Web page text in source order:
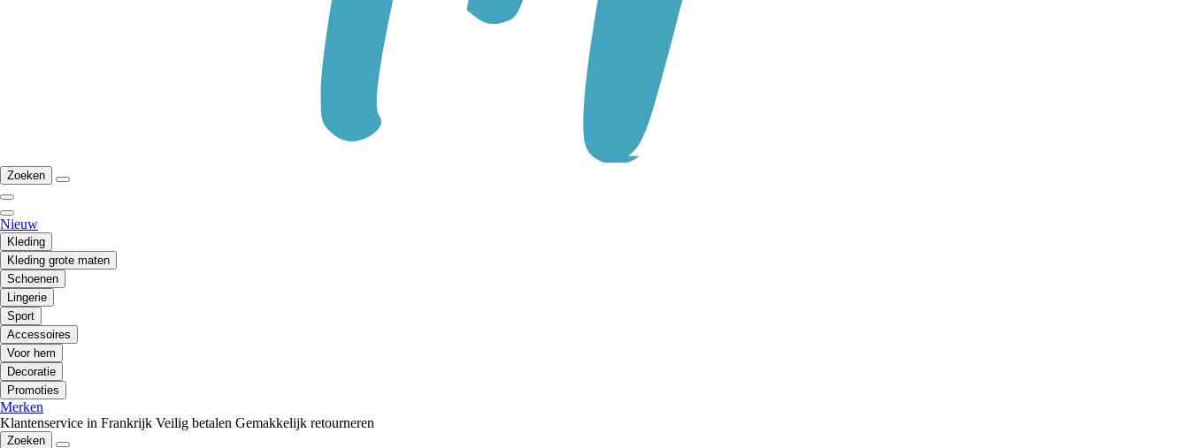
Zoeken
Nieuw
Kleding
Kleding grote maten
Schoenen
Lingerie
Sport
Accessoires
Voor hem
Decoratie
Promoties
Merken
Klantenservice in Frankrijk Veilig betalen Gemakkelijk retourneren
Zoeken